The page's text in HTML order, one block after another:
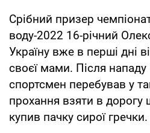
Срібний призер
воду-2022 16-річний
Україну вже в перші дні
своєї мами. Після нападу
спортсмен перебував у
прохання взяти в дорогу
купив пачку сирої гречки.